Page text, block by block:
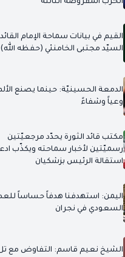
القيم في بيانات سماحة الإمام القائد
السيّد مجتبى الخامنئي (حفظه الله)
الدمعة الحسينيّة: حينما يصنع
وعياً وشفاءً
مكتب قائد الثورة يحدّد مرجعيّتين
رسميّتين لأخبار سماحته ويكذّب
استقالة الرئيس بزشكيان
اليمن: استهدفنا هدفاً حساساً
السعودي في نجران
الشيخ نعيم قاسم: التفاوض مع